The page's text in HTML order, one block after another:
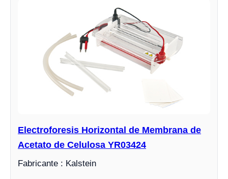
Electroforesis Horizontal de Membrana de
Acetato de Celulosa YR03424
Fabricante : Kalstein